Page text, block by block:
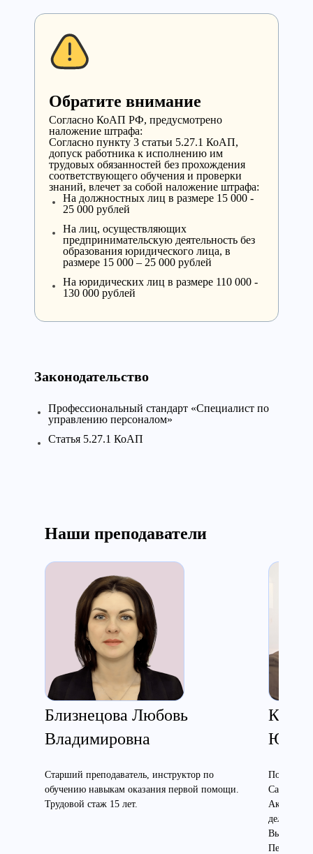
Обратите внимание
Cогласно КоАП РФ, предусмотрено
наложение штрафа:
Согласно пункту 3 статьи 5.27.1 КоАП,
допуск работника к исполнению им
трудовых обязанностей без прохождения
соответствующего обучения и проверки
знаний, влечет за собой наложение штрафа:
На должностных лиц в размере 15 000 -
25 000 рублей
На лиц, осуществляющих
предпринимательскую деятельность без
образования юридического лица, в
размере 15 000 – 25 000 рублей
На юридических лиц в размере 110 000 -
130 000 рублей
Законодательство
Профессиональный стандарт «Специалист по
управлению персоналом»
Статья 5.27.1 КоАП
Наши преподаватели
Близнецова Любовь
Владимировна
Старший преподаватель, инструктор по
обучению навыкам оказания первой помощи.
Трудовой стаж 15 лет.
Получил
Санкт-
Академии
дело» и
Высшей